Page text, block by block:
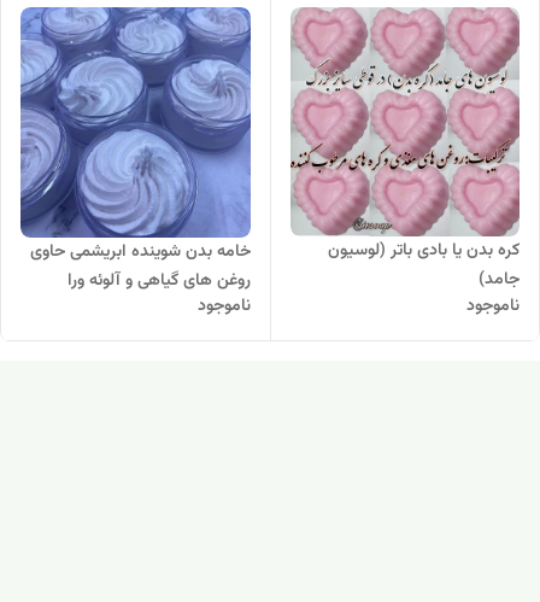
کره بدن یا بادی باتر (لوسیون
جامد)
ناموجود
خامه بدن شوینده ابریشمی حاوی
روغن های گیاهی و آلوئه ورا
ناموجود